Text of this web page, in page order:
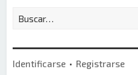
Identificarse • Registrarse